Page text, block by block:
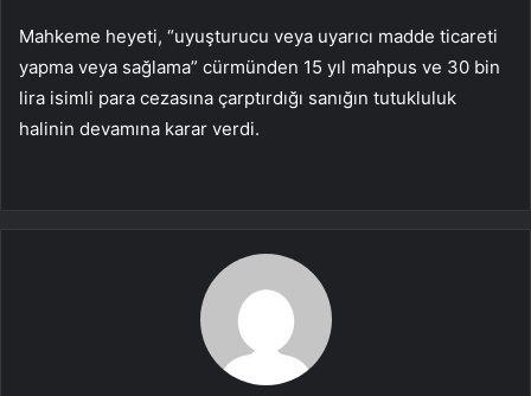
Mahkeme heyeti, “uyuşturucu veya uyarıcı madde ticareti
yapma veya sağlama” cürmünden 15 yıl mahpus ve 30 bin
lira isimli para cezasına çarptırdığı sanığın tutukluluk
halinin devamına karar verdi.